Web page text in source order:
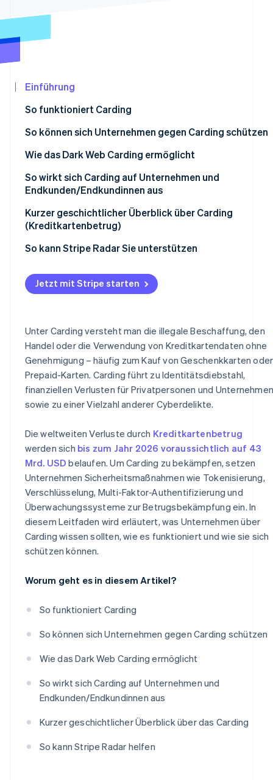
Identity
Online-Identitätsprüfung
Stripe-Sessions 2026
Erfahren Sie, wie Stripe Lösungen für die
Jetzt ansehen
Einführung
So funktioniert Carding
Diebstahl von Kartendaten
Prüfung der Kartengültigkeit
Durchführung betrügerischer Transaktionen
Die Entdeckung umgehen
So können sich Unternehmen gegen Carding schützen
Wie das Dark Web Carding ermöglicht
So wirkt sich Carding auf Unternehmen und
Endkunden/Endkundinnen aus
Auswirkungen auf die Unternehmen
Auswirkungen auf die Kundschaft
Kurzer geschichtlicher Überblick über Carding
(Kreditkartenbetrug)
Die Anfänge und der Aufstieg des Internets
So kann Stripe Radar Sie unterstützen
Jetzt mit Stripe starten
Unter Carding versteht man die illegale Beschaffung, den
Handel oder die Verwendung von Kreditkartendaten ohne
Genehmigung – häufig zum Kauf von Geschenkkarten oder
Prepaid-Karten. Carding führt zu Identitätsdiebstahl,
finanziellen Verlusten für Privatpersonen und Unternehmen
sowie zu einer Vielzahl anderer Cyberdelikte.
Die weltweiten Verluste durch Kreditkartenbetrug
werden sich bis zum Jahr 2026 voraussichtlich auf 43
Mrd. USD belaufen. Um Carding zu bekämpfen, setzen
Unternehmen Sicherheitsmaßnahmen wie Tokenisierung,
Verschlüsselung, Multi-Faktor-Authentifizierung und
Überwachungssysteme zur Betrugsbekämpfung ein. In
diesem Leitfaden wird erläutert, was Unternehmen über
Carding wissen sollten, wie es funktioniert und wie sie sich
schützen können.
Worum geht es in diesem Artikel?
So funktioniert Carding
So können sich Unternehmen gegen Carding schützen
Wie das Dark Web Carding ermöglicht
So wirkt sich Carding auf Unternehmen und
Endkunden/Endkundinnen aus
Kurzer geschichtlicher Überblick über das Carding
So kann Stripe Radar helfen